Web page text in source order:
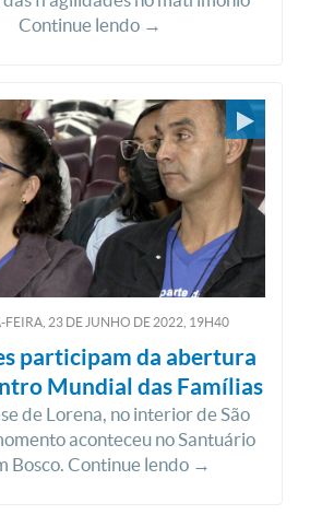
Continue lendo →
FEIRA, 23DEJUNHO DE2022, 19H40
participam da abertura
Mundial das Famílias
de Lorena, no interior de São
aconteceu no Santuário
Bosco. Continue lendo →